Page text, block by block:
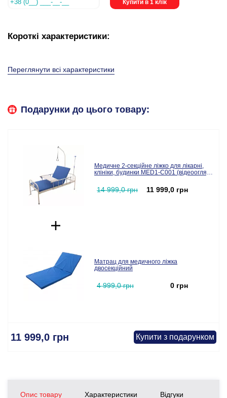
Купити в 1 клік
Короткі характеристики:
Переглянути всі характеристики
Подарунки до цього товару:
Медичне 2-секційне ліжко для лікарні,
клініки, будинки MED1-C001 (відеоогляд)
14 999,0 грн 11 999,0 грн
Матрац для медичного ліжка
двосекційний
4 999,0 грн 0 грн
11 999,0 грн Купити з подарунком
Опис товару Характеристики Відгуки